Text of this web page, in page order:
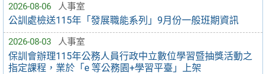
2026-08-06 人事室
公訓處檢送115年「發展職能系列」9月份一般班期資訊
2026-08-03 人事室
保訓會辦理115年公務人員行政中立數位學習暨抽獎活動之
指定課程，業於「e 等公務園+學習平臺」上架